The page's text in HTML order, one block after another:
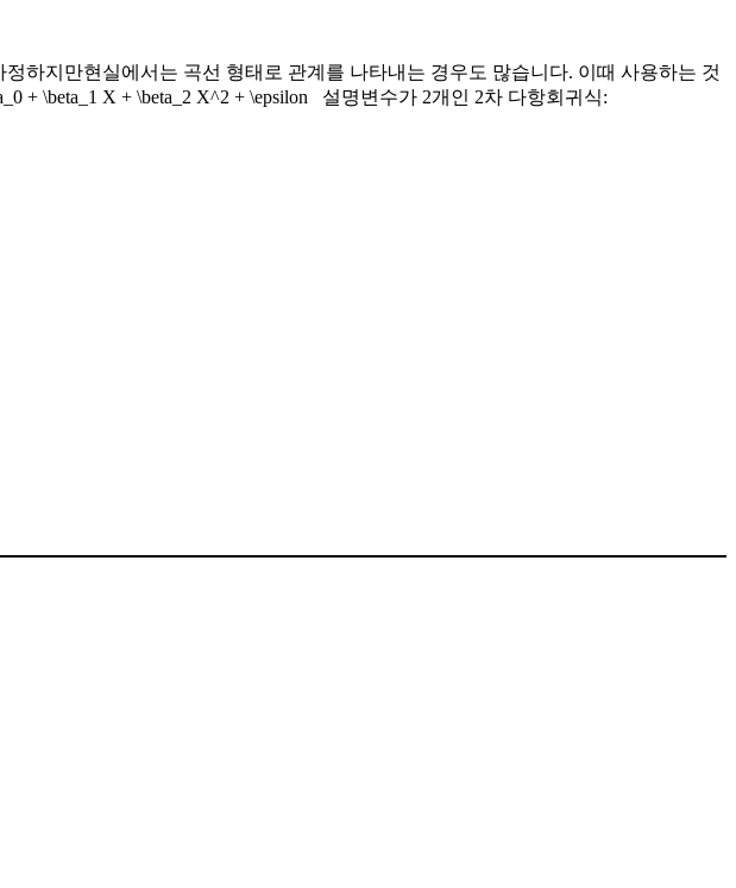
하지만현실에서는 곡선 형태로 관계를 나타내는 경우도 많습니다. 이때 사용하는 것
+ \beta_1 X + \beta_2 X^2 + \epsilon 설명변수가 2개인 2차 다항회귀식: